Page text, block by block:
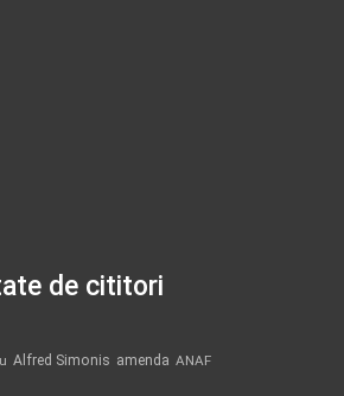
de cititori
Alfred Simonis amenda ANAF